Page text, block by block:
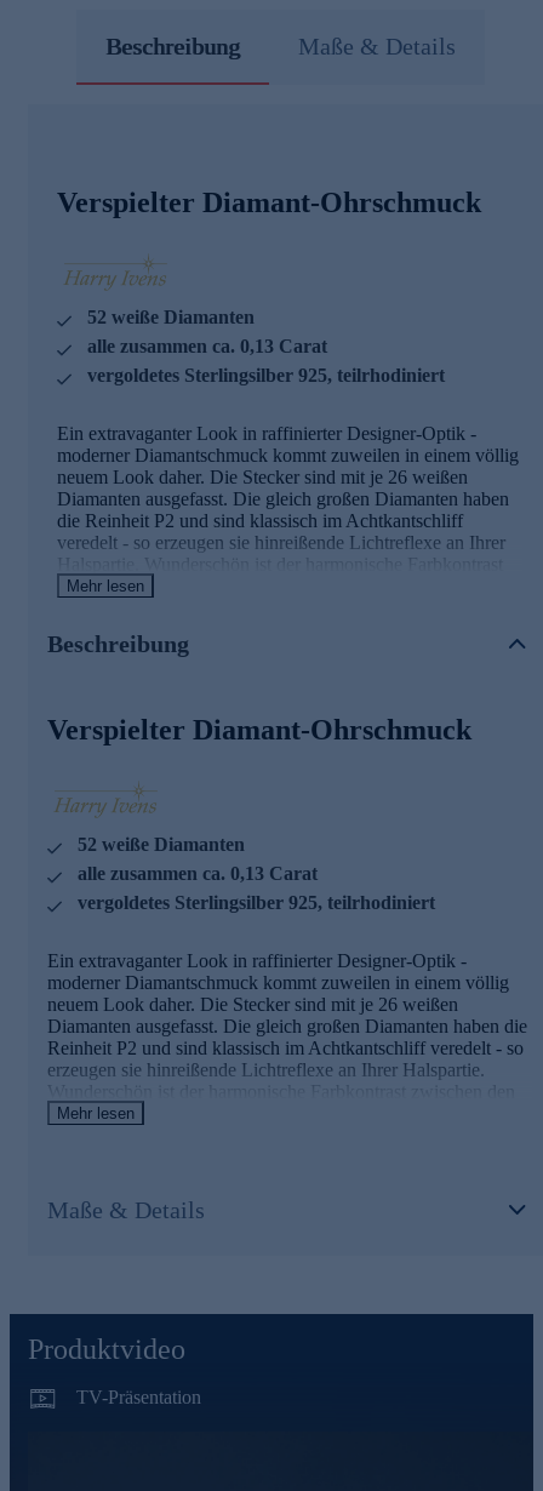
Beschreibung Maße & Details
Verspielter Diamant-Ohrschmuck
52 weiße Diamanten
alle zusammen ca. 0,13 Carat
vergoldetes Sterlingsilber 925, teilrhodiniert
Ein extravaganter Look in raffinierter Designer-Optik -
moderner Diamantschmuck kommt zuweilen in einem völlig
neuem Look daher. Die Stecker sind mit je 26 weißen
Diamanten ausgefasst. Die gleich großen Diamanten haben
die Reinheit P2 und sind klassisch im Achtkantschliff
veredelt - so erzeugen sie hinreißende Lichtreflexe an Ihrer
Halspartie. Wunderschön ist der harmonische Farbkontrast
zwischen den Diamanten und der sonnenwarmen Gelbgold-
Schmuck in erstklassiger Qualität
keine Kompromisse ein.
Aus diesem Grund werden unsere Schmuckwaren von
strengsten Prüfprozessen unterzogen. Unter anderem gehört
dazu die Prüfung auf Konformität mit den Bestimmungen
der Schweizer Edelmetallkontrollgesetzgebung.
Bequem und sicher online bestellen.
Mehr lesen
Beschreibung
Verspielter Diamant-Ohrschmuck
52 weiße Diamanten
alle zusammen ca. 0,13 Carat
vergoldetes Sterlingsilber 925, teilrhodiniert
Ein extravaganter Look in raffinierter Designer-Optik -
moderner Diamantschmuck kommt zuweilen in einem völlig
neuem Look daher. Die Stecker sind mit je 26 weißen
Diamanten ausgefasst. Die gleich großen Diamanten haben die
Reinheit P2 und sind klassisch im Achtkantschliff veredelt - so
erzeugen sie hinreißende Lichtreflexe an Ihrer Halspartie.
Wunderschön ist der harmonische Farbkontrast zwischen den
Diamanten und der sonnenwarmen Gelbgold-Optik der
Prüfprozessen unterzogen. Unter anderem gehört dazu die
Prüfung auf Konformität mit den Bestimmungen der Schweizer
Edelmetallkontrollgesetzgebung.
Bequem und sicher online bestellen.
Mehr lesen
Maße & Details
Produktvideo
TV-Präsentation